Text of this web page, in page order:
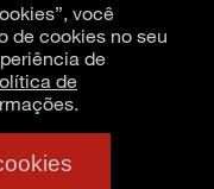
Paulo
você
de cookies no seu
de
de